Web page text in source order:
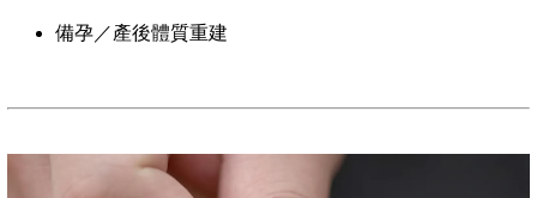
備孕／產後體質重建